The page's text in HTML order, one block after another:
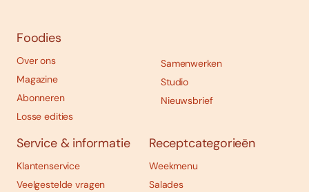
Foodies
Over ons
Magazine
Abonneren
Losse edities
Samenwerken
Studio
Nieuwsbrief
Service & informatie
Klantenservice
Veelgestelde vragen
Receptcategorieën
Weekmenu
Salades